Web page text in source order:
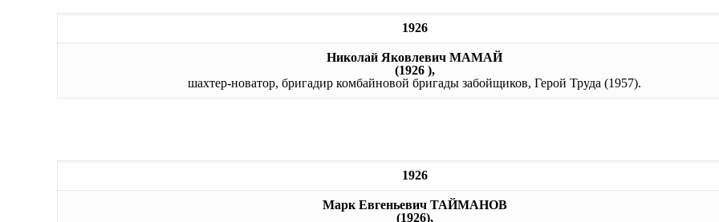
1926
Николай Яковлевич МАМАЙ
(1926 ),
шахтер-новатор, бригадир комбайновой бригады забойщиков, Герой Труда (1957).
1926
Марк Евгеньевич ТАЙМАНОВ
(1926),